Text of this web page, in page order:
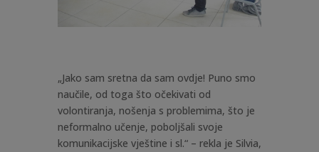
„Jako sam sretna da sam ovdje! Puno smo
naučile, od toga što očekivati od
volontiranja, nošenja s problemima, što je
neformalno učenje, poboljšali svoje
komunikacijske vještine i sl.“ – rekla je Silvia,